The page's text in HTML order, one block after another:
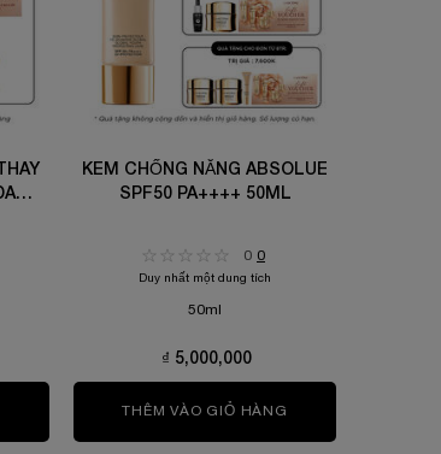
LIFT-XTEND CREAM
(MỞ BÁN SỚM) SERUM THAY ĐỔI BIỂU HIỆN TUỔI DA
KEM CHỐNG NẮNG ABSOLUE
SPF50 PA++++ 50ML
0 0
Duy nhất một dung tích
50ml
₫ 5,000,000
THÊM VÀO GIỎ HÀNG